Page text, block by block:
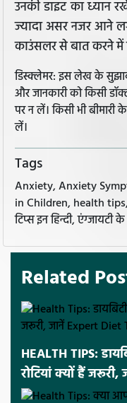
उनकी डाइट का ध्यान
ज्यादा असर नजर आने
काउंसलर से बात करने में
डिस्क्लेमर: इस लेख के सुझाव
और जानकारी को किसी
पर न लें। किसी भी
लें।
Tags
Anxiety, Anxiety
in Children, health
टिप्स इन हिन्दी,
Related
HEALTH TIPS:
रोटियां क्यों हैं जरूरी,